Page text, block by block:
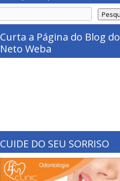
Curta a Página do Blog do
Neto Weba
CUIDE DO SEU SORRISO